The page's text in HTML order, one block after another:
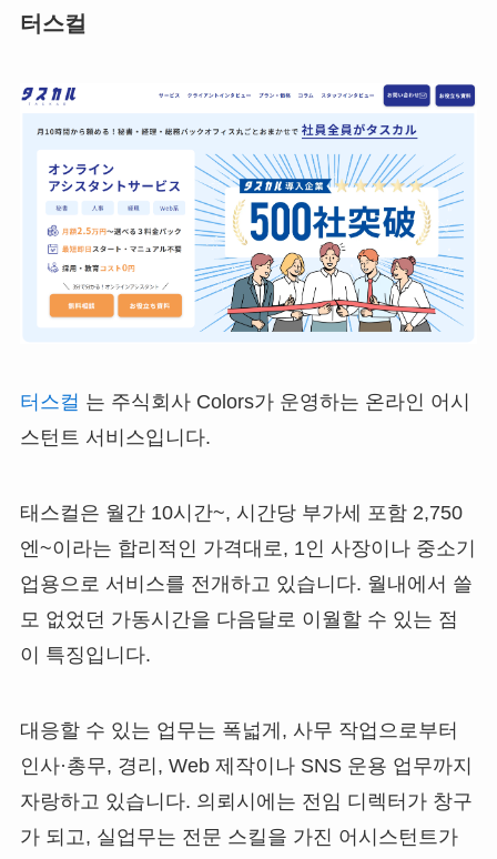
터스컬
터스컬 는 주식회사 Colors가 운영하는 온라인 어시
스턴트 서비스입니다.
태스컬은 월간 10시간~, 시간당 부가세 포함 2,750
엔~이라는 합리적인 가격대로, 1인 사장이나 중소기
업용으로 서비스를 전개하고 있습니다. 월내에서 쓸
모 없었던 가동시간을 다음달로 이월할 수 있는 점
이 특징입니다.
대응할 수 있는 업무는 폭넓게, 사무 작업으로부터
인사·총무, 경리, Web 제작이나 SNS 운용 업무까지
자랑하고 있습니다. 의뢰시에는 전임 디렉터가 창구
가 되고, 실업무는 전문 스킬을 가진 어시스턴트가